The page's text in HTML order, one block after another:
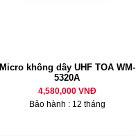
Micro không dây UHF TOA WM-
5320A
4,580,000 VNĐ
Bảo hành : 12 tháng